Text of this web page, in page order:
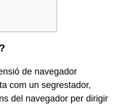
de navegador
com un segrestador,
del navegador per dirigir